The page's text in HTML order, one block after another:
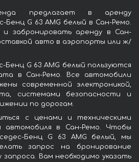
предлагает в аренду
Бенц G 63 AMG белый в Сан-Ремо.
и забронировать аренду в Сан-
авто в аэропорты или ж/
G 63 AMG белый пользуются
в Сан-Ремо. Все автомобили
современной электроникой,
системами безопасности и
по дорогам.
с ценами и техническими
автомобиля в Сан-Ремо. Чтобы
Бенц G 63 AMG белый, мы
запрос на бронирование
Вам необходимо указать